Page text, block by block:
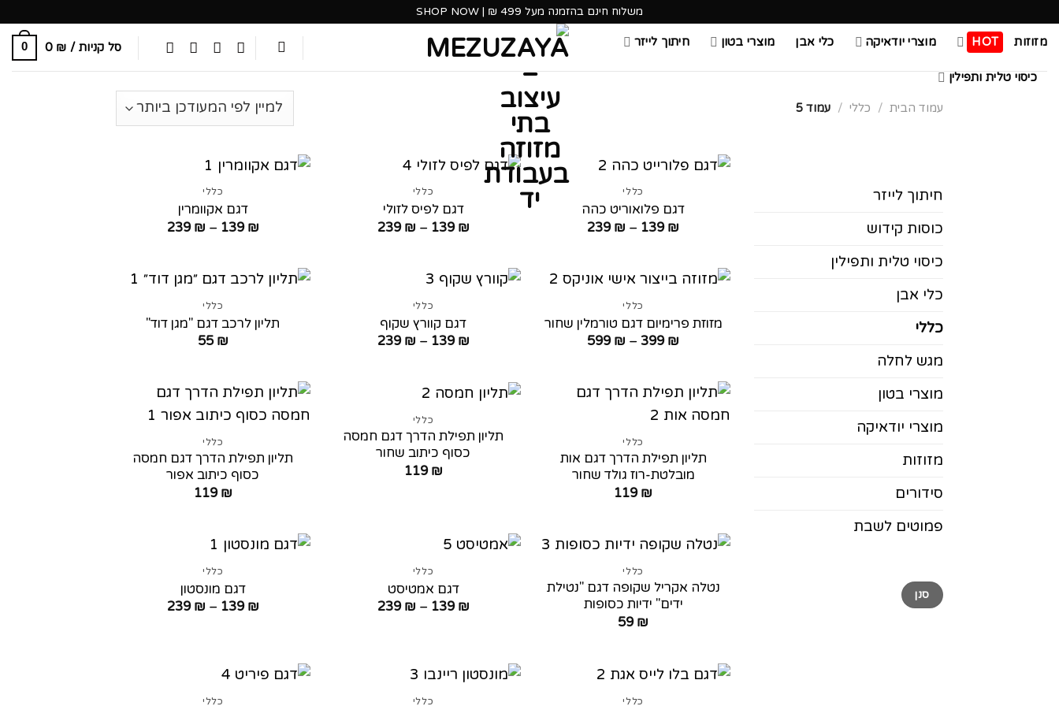
משלוח חינם בהזמנה מעל 499 ₪ | SHOP NOW
מזוזות HOT מוצרי יודאיקה כלי אבן מוצרי בטון חיתוך לייזר
כיסוי טלית ותפילין
סל קניות / 0 ₪
0
עמוד הבית / כללי / עמוד 5
חיתוך לייזר
כוסות קידוש
כיסוי טלית ותפילין
כלי אבן
כללי
מגש לחלה
מוצרי בטון
מוצרי יודאיקה
מזוזות
סידורים
פמוטים לשבת
מחיר
מינימלי
מחיר
מקסימלי
סנן
כללי
דגם פלואוריט כהה
139 ₪
–
239 ₪
טווח
⁦239 ₪⁩
כללי
דגם לפיס לזולי
139 ₪
–
239 ₪
כללי
דגם אקוומרין
139 ₪
–
239 ₪
⁦239 ₪⁩
כללי
מזוזת פרימיום דגם טורמלין שחור
399 ₪
–
599 ₪
טווח
⁦599 ₪⁩
כללי
דגם קוורץ שקוף
139 ₪
–
239 ₪
כללי
תליון לרכב דגם "מגן דוד"
55 ₪
כללי
תליון תפילת הדרך דגם אות
מובלטת-רוז גולד שחור
119 ₪
כללי
תליון תפילת הדרך דגם חמסה
כסוף כיתוב שחור
119 ₪
כללי
תליון תפילת הדרך דגם חמסה
כסוף כיתוב אפור
119 ₪
כללי
נטלה אקריל שקופה דגם "נטילת
ידים" ידיות כסופות
59 ₪
כללי
דגם אמטיסט
139 ₪
–
239 ₪
כללי
דגם מונסטון
139 ₪
–
239 ₪
כללי כללי כללי